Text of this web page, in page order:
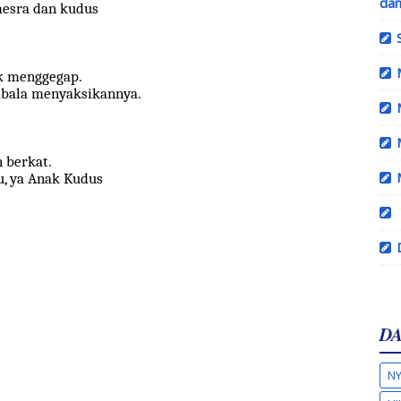
dan kudus
menggegap.
menyaksikannya.
berkat.
ya Anak Kudus